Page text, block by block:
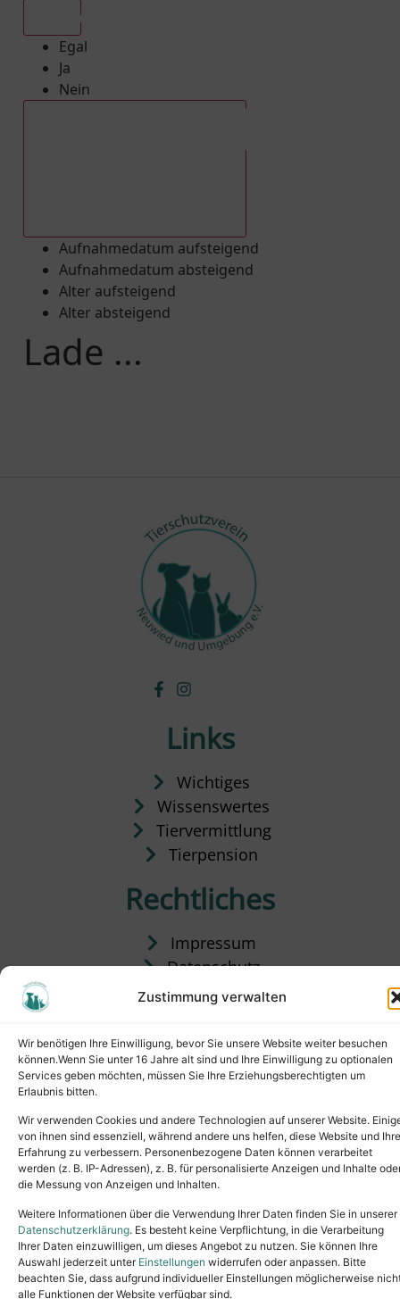
Zustimmung verwalten
Wir benötigen Ihre Einwilligung, bevor Sie unsere Website weiter besuchen
können.Wenn Sie unter 16 Jahre alt sind und Ihre Einwilligung zu optionalen
Services geben möchten, müssen Sie Ihre Erziehungsberechtigten um
Erlaubnis bitten.
Wir verwenden Cookies und andere Technologien auf unserer Website.
von ihnen sind essenziell, während andere uns helfen, diese Website und Ihre
Erfahrung zu verbessern. Personenbezogene Daten können verarbeitet
werden (z. B. IP-Adressen), z. B. für personalisierte Anzeigen und Inhalte
die Messung von Anzeigen und Inhalten.
Weitere Informationen über die Verwendung Ihrer Daten finden Sie in unserer
Datenschutzerklärung. Es besteht keine Verpflichtung, in die Verarbeitung
Ihrer Daten einzuwilligen, um dieses Angebot zu nutzen. Sie können Ihre
Auswahl jederzeit unter Einstellungen widerrufen oder anpassen. Bitte
beachten Sie, dass aufgrund individueller Einstellungen möglicherweise
alle Funktionen der Website verfügbar sind.
Egal
Ja
Nein
Aufnahmedatum aufsteigend
Aufnahmedatum absteigend
Alter aufsteigend
Alter absteigend
Lade ...
Links
Wichtiges
Wissenswertes
Tiervermittlung
Tierpension
Rechtliches
Impressum
Datenschutz
Satzung
Copyright © 2024. All rights reserved.
Tel.: (02631) 55356buero@tierheim-neuwied.de
Ludwigshof 1, 56567 Neuwied